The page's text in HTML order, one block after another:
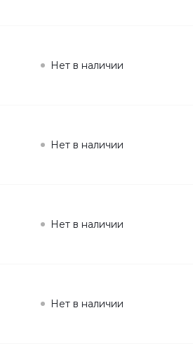
Нет в наличии
Нет в наличии
Нет в наличии
Нет в наличии